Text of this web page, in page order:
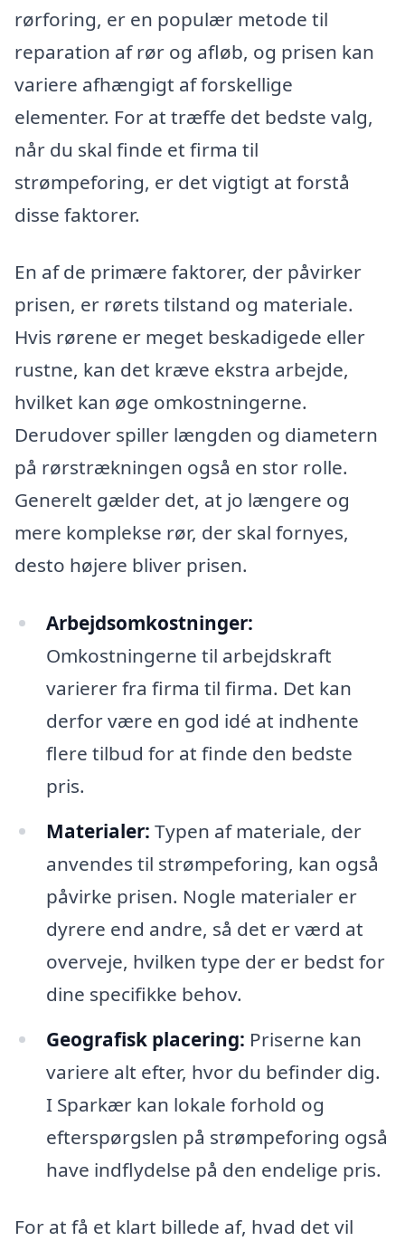
rørforing, er en populær metode til
reparation af rør og afløb, og prisen kan
variere afhængigt af forskellige
elementer. For at træffe det bedste valg,
når du skal finde et firma til
strømpeforing, er det vigtigt at forstå
disse faktorer.
En af de primære faktorer, der påvirker
prisen, er rørets tilstand og materiale.
Hvis rørene er meget beskadigede eller
rustne, kan det kræve ekstra arbejde,
hvilket kan øge omkostningerne.
Derudover spiller længden og diametern
på rørstrækningen også en stor rolle.
Generelt gælder det, at jo længere og
mere komplekse rør, der skal fornyes,
desto højere bliver prisen.
Arbejdsomkostninger:
Omkostningerne til arbejdskraft
varierer fra firma til firma. Det kan
derfor være en god idé at indhente
flere tilbud for at finde den bedste
pris.
Materialer: Typen af materiale, der
anvendes til strømpeforing, kan også
påvirke prisen. Nogle materialer er
dyrere end andre, så det er værd at
overveje, hvilken type der er bedst for
dine specifikke behov.
Geografisk placering: Priserne kan
variere alt efter, hvor du befinder dig.
I Sparkær kan lokale forhold og
efterspørgslen på strømpeforing også
have indflydelse på den endelige pris.
For at få et klart billede af, hvad det vil